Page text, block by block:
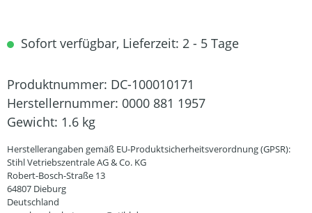
Sofort verfügbar, Lieferzeit: 2 - 5 Tage
Produktnummer: DC-100010171
Herstellernummer: 0000 881 1957
Gewicht: 1.6 kg
Herstellerangaben gemäß EU-Produktsicherheitsverordnung (GPSR):
Stihl Vetriebszentrale AG & Co. KG
Robert-Bosch-Straße 13
64807 Dieburg
Deutschland